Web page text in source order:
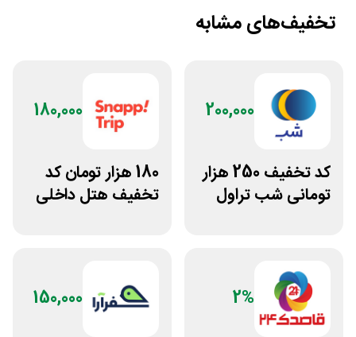
تخفیف‌های مشابه
200,000
کد تخفیف 250 هزار
تومانی شب تراول
180,000
180 هزار تومان کد
تخفیف هتل داخلی
2%
150,000